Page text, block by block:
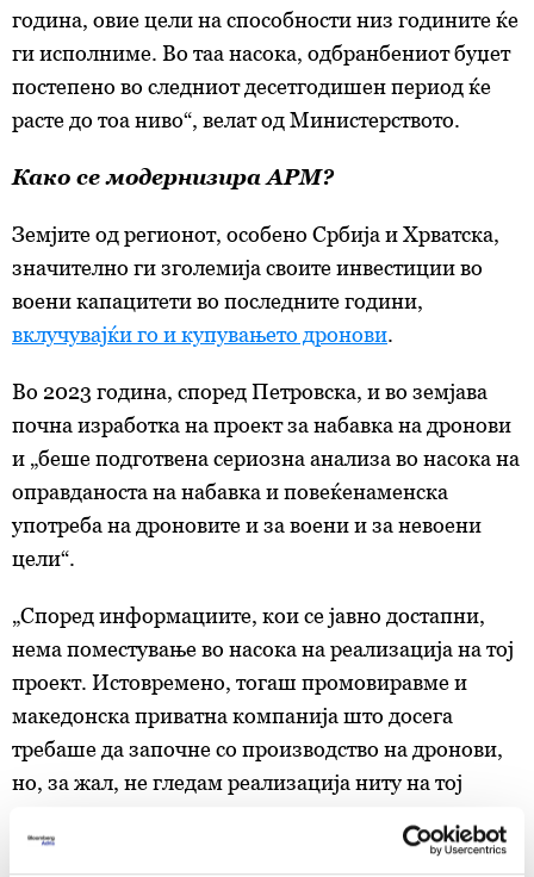
година, овие цели на способности низ годините ќе
ги исполниме. Во таа насока, одбранбениот буџет
постепено во следниот десетгодишен период ќе
расте до тоа ниво“, велат од Министерството.
Како се модернизира АРМ?
Земјите од регионот, особено Србија и Хрватска,
значително ги зголемија своите инвестиции во
воени капацитети во последните години,
вклучувајќи го и купувањето дронови.
Во 2023 година, според Петровска, и во земјава
почна изработка на проект за набавка на дронови
и „беше подготвена сериозна анализа во насока на
оправданоста на набавка и повеќенаменска
употреба на дроновите и за воени и за невоени
цели“.
„Според информациите, кои се јавно достапни,
нема поместување во насока на реализација на тој
проект. Истовремено, тогаш промовиравме и
македонска приватна компанија што досега
требаше да започне со производство на дронови,
но, за жал, не гледам реализација ниту на тој